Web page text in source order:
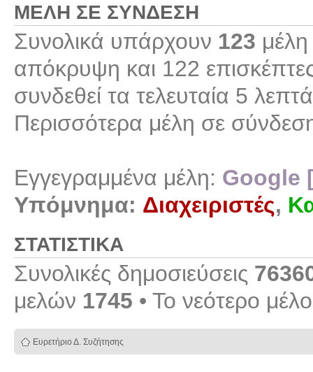
ΜΈΛΗ ΣΕ ΣΎΝΔΕΣΗ
Συνολικά υπάρχουν 123
απόκρυψη και 122
συνδεθεί τα τελευταία 5
Περισσότερα μέλη σε
Εγγεγραμμένα μέλη: Google
Υπόμνημα: Διαχειριστές,
ΣΤΑΤΙΣΤΙΚΆ
Συνολικές δημοσιεύσεις
μελών 1745 • Το νεότερο
Ευρετήριο Δ. Συζήτησης